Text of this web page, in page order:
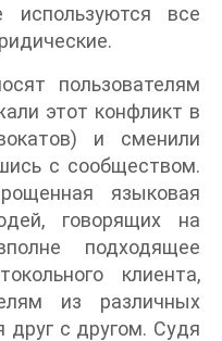
используются все
пользователям
этот конфликт в
и сменили
с сообществом.
языковая
говорящих на
подходящее
клиента,
из различных
друг с другом. Судя